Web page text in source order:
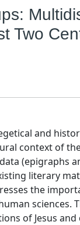
Two
and
context of
(epigraphs
literary
the
of Jesus